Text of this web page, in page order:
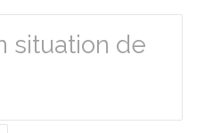
situation de